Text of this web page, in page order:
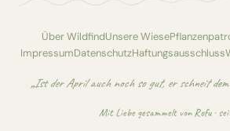
Über WildfindUnsere Wiese
ImpressumDatenschutzHaftungsausschluss
„Ist der April auch noch so gut, er schneit
Mit Liebe gesammelt vonRofu·